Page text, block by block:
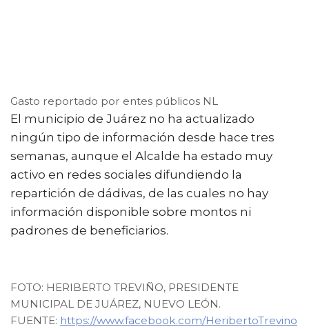
Gasto reportado por entes públicos NL
El municipio de Juárez no ha actualizado
ningún tipo de información desde hace tres
semanas, aunque el Alcalde ha estado muy
activo en redes sociales difundiendo la
repartición de dádivas, de las cuales no hay
información disponible sobre montos ni
padrones de beneficiarios.
FOTO: HERIBERTO TREVIÑO, PRESIDENTE
MUNICIPAL DE JUÁREZ, NUEVO LEÓN.
FUENTE: https://www.facebook.com/HeribertoTrevino